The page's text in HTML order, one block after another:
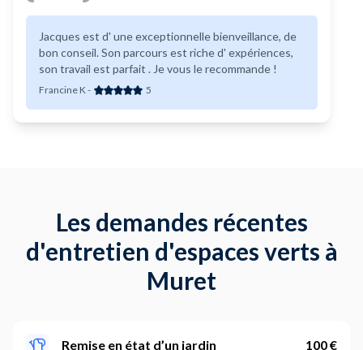
Jacques est d' une exceptionnelle bienveillance, de
bon conseil. Son parcours est riche d' expériences,
son travail est parfait . Je vous le recommande !
Francine K- 5
Les demandes récentes
d'entretien d'espaces verts à
Muret
Remise en état d’un jardin 100 €